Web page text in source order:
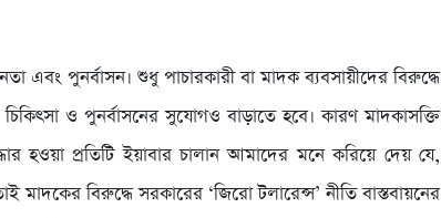
পুনর্বাসন। শুধু পাচারকারী বা মাদক ব্যবসায়ীদের বিরুদ্ধে
ও পুনর্বাসনের সুযোগও বাড়াতে হবে। কারণ মাদকাসক্তি
হওয়া প্রতিটি ইয়াবার চালান আমাদের মনে করিয়ে দেয় যে,
বিরুদ্ধে সরকারের ‘জিরো টলারেন্স’ নীতি বাস্তবায়নের